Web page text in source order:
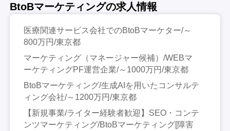
BtoBマーケティングの求人情報
医療関連サービス会社でのBtoBマーケター/～
800万円/東京都
マーケティング（マネージャー候補）/WEBマ
ーケティングPF運営企業/～1000万円/東京都
BtoBマーケティング/生成AIを用いたコンサルテ
ィング会社/～1200万円/東京都
【新規事業/ライター経験者歓迎】SEO・コンテ
ンツマーケティング/BtoBマーケティング[障害